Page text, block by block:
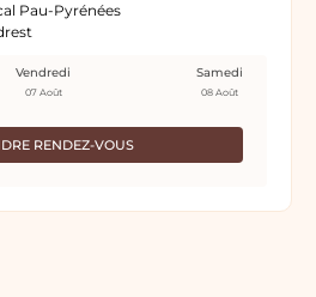
Pau-Pyrénées
RENDEZ-VOUS
Vendredi
07 Août
Samedi
08 Août